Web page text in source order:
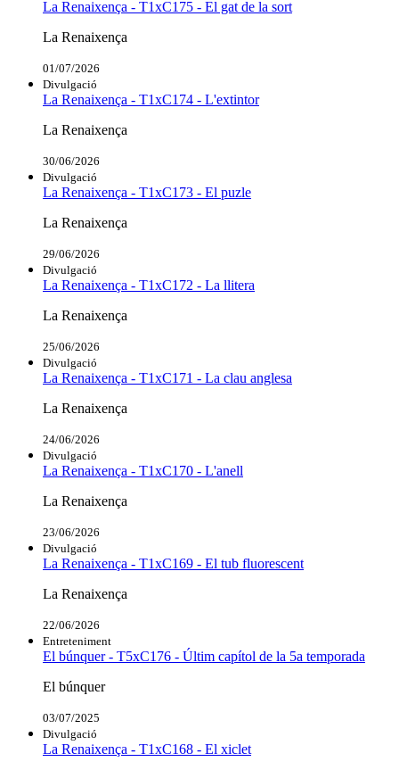
La Renaixença - T1xC175 - El gat de la sort
La Renaixença
01/07/2026
Divulgació
La Renaixença - T1xC174 - L'extintor
La Renaixença
30/06/2026
Divulgació
La Renaixença - T1xC173 - El puzle
La Renaixença
29/06/2026
Divulgació
La Renaixença - T1xC172 - La llitera
La Renaixença
25/06/2026
Divulgació
La Renaixença - T1xC171 - La clau anglesa
La Renaixença
24/06/2026
Divulgació
La Renaixença - T1xC170 - L'anell
La Renaixença
23/06/2026
Divulgació
La Renaixença - T1xC169 - El tub fluorescent
La Renaixença
22/06/2026
Entreteniment
El búnquer - T5xC176 - Últim capítol de la 5a temporada
El búnquer
03/07/2025
Divulgació
La Renaixença - T1xC168 - El xiclet